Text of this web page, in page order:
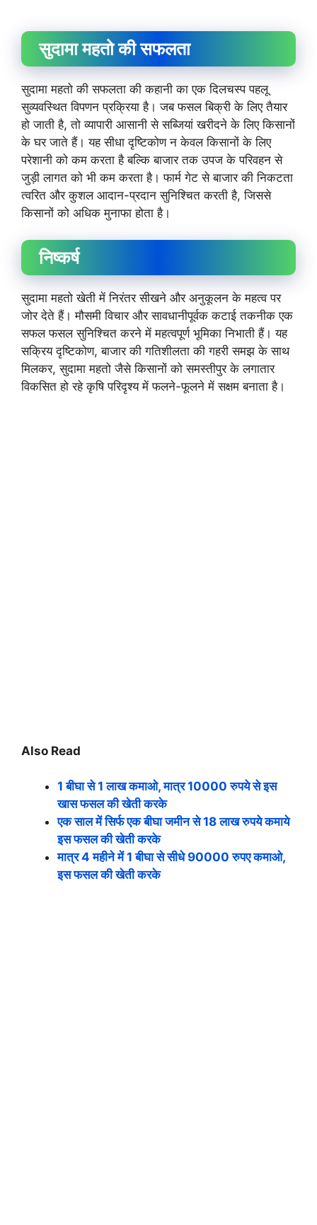
सुदामा महतो की सफलता
सुदामा महतो की सफलता की कहानी का एक दिलचस्प पहलू
सुव्यवस्थित विपणन प्रक्रिया है। जब फसल बिक्री के लिए तैयार
हो जाती है, तो व्यापारी आसानी से सब्जियां खरीदने के लिए किसानों
के घर जाते हैं। यह सीधा दृष्टिकोण न केवल किसानों के लिए
परेशानी को कम करता है बल्कि बाजार तक उपज के परिवहन से
जुड़ी लागत को भी कम करता है। फार्म गेट से बाजार की निकटता
त्वरित और कुशल आदान-प्रदान सुनिश्चित करती है, जिससे
किसानों को अधिक मुनाफा होता है।
निष्कर्ष
सुदामा महतो खेती में निरंतर सीखने और अनुकूलन के महत्व पर
जोर देते हैं। मौसमी विचार और सावधानीपूर्वक कटाई तकनीक एक
सफल फसल सुनिश्चित करने में महत्वपूर्ण भूमिका निभाती हैं। यह
सक्रिय दृष्टिकोण, बाजार की गतिशीलता की गहरी समझ के साथ
मिलकर, सुदामा महतो जैसे किसानों को समस्तीपुर के लगातार
विकसित हो रहे कृषि परिदृश्य में फलने-फूलने में सक्षम बनाता है।
Also Read
1 बीघा से 1 लाख कमाओ, मात्र 10000 रुपये से इस
खास फसल की खेती करके
एक साल में सिर्फ एक बीघा जमीन से 18 लाख रुपये कमाये
इस फसल की खेती करके
मात्र 4 महीने में 1 बीघा से सीधे 90000 रुपए कमाओ,
इस फसल की खेती करके